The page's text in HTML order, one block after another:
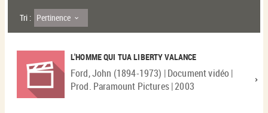
Tri : Pertinence
L'HOMME QUI TUA LIBERTY VALANCE
Ford, John (1894-1973) | Document vidéo |
Prod. Paramount Pictures | 2003